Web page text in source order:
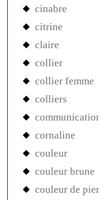
cinabre
citrine
claire
collier
collier femme
colliers
cornaline
couleur
couleur brune
couleur de